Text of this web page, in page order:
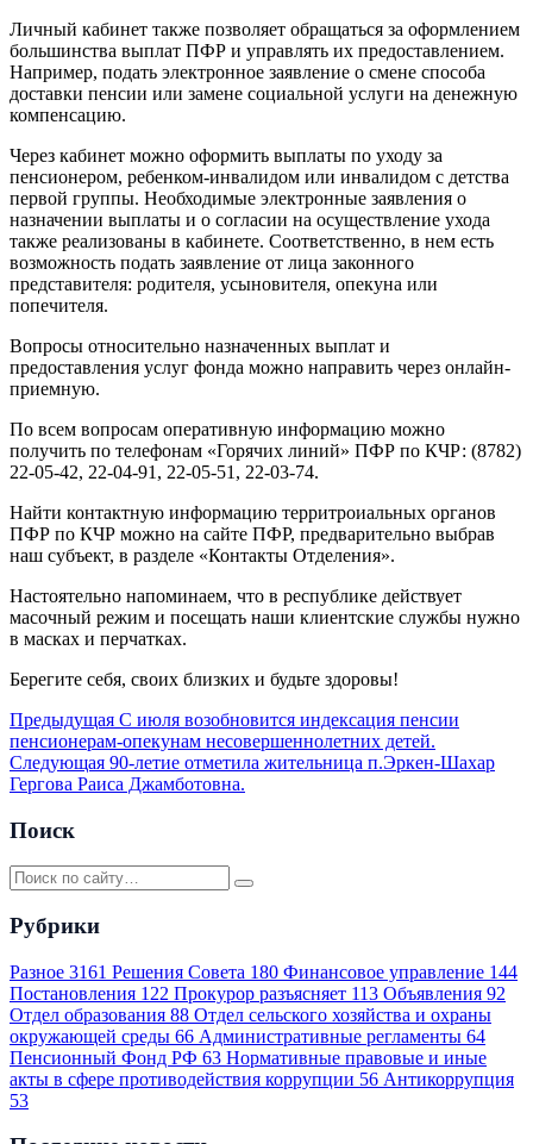
Личный кабинет также позволяет обращаться за оформлением
большинства выплат ПФР и управлять их предоставлением.
Например, подать электронное заявление о смене способа
доставки пенсии или замене социальной услуги на денежную
компенсацию.
Через кабинет можно оформить выплаты по уходу за
пенсионером, ребенком-инвалидом или инвалидом с детства
первой группы. Необходимые электронные заявления о
назначении выплаты и о согласии на осуществление ухода
также реализованы в кабинете. Соответственно, в нем есть
возможность подать заявление от лица законного
представителя: родителя, усыновителя, опекуна или
попечителя.
Вопросы относительно назначенных выплат и
предоставления услуг фонда можно направить через онлайн-
приемную.
По всем вопросам оперативную информацию можно
получить по телефонам «Горячих линий» ПФР по КЧР: (8782)
22-05-42, 22-04-91, 22-05-51, 22-03-74.
Найти контактную информацию территроиальных органов
ПФР по КЧР можно на сайте ПФР, предварительно выбрав
наш субъект, в разделе «Контакты Отделения».
Настоятельно напоминаем, что в республике действует
масочный режим и посещать наши клиентские службы нужно
в масках и перчатках.
Берегите себя, своих близких и будьте здоровы!
Предыдущая С июля возобновится индексация пенсии
пенсионерам-опекунам несовершеннолетних детей.
Следующая 90-летие отметила жительница п.Эркен-Шахар
Гергова Раиса Джамботовна.
Поиск
Рубрики
Разное 3161 Решения Совета 180 Финансовое управление 144
Постановления 122 Прокурор разъясняет 113 Объявления 92
Отдел образования 88 Отдел сельского хозяйства и охраны
окружающей среды 66 Административные регламенты 64
Пенсионный Фонд РФ 63 Нормативные правовые и иные
акты в сфере противодействия коррупции 56 Антикоррупция
53